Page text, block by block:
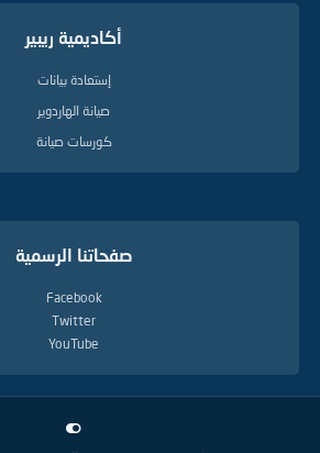
أكاديمية ريبير
إستعادة بيانات
صيانة الهاردوير
كورسات صيانة
صفحاتنا الرسمية
Facebook
Twitter
YouTube